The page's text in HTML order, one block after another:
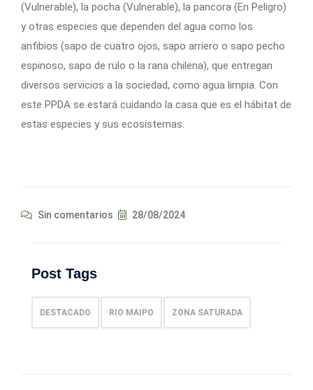
(Vulnerable), la pocha (Vulnerable), la pancora (En Peligro)
y otras especies que dependen del agua como los
anfibios (sapo de cuatro ojos, sapo arriero o sapo pecho
espinoso, sapo de rulo o la rana chilena), que entregan
diversos servicios a la sociedad, como agua limpia. Con
este PPDA se estará cuidando la casa que es el hábitat de
estas especies y sus ecosistemas.
Sin comentarios 28/08/2024
Post Tags
DESTACADO RIO MAIPO ZONA SATURADA